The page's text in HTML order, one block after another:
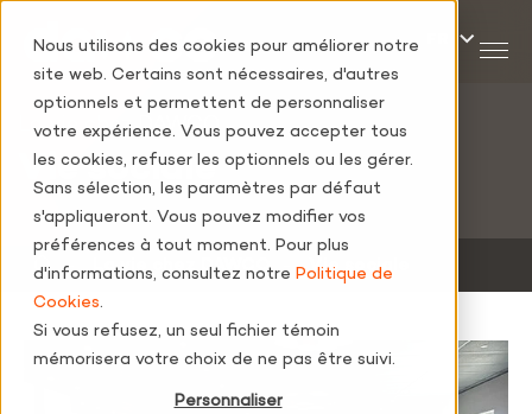
Nous utilisons des cookies pour améliorer notre
site web. Certains sont nécessaires, d'autres
optionnels et permettent de personnaliser
votre expérience. Vous pouvez accepter tous
les cookies, refuser les optionnels ou les gérer.
Sans sélection, les paramètres par défaut
s'appliqueront. Vous pouvez modifier vos
préférences à tout moment. Pour plus
d'informations, consultez notre Politique de
Cookies.
Si vous refusez, un seul fichier témoin
mémorisera votre choix de ne pas être suivi.
Personnaliser
La vie chez DAWCO
Vie sociale
‐ La vie chez DAWCO ‐ Vie sociale